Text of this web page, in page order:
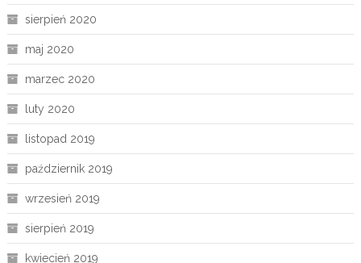
sierpień 2020
maj 2020
marzec 2020
luty 2020
listopad 2019
październik 2019
wrzesień 2019
sierpień 2019
kwiecień 2019